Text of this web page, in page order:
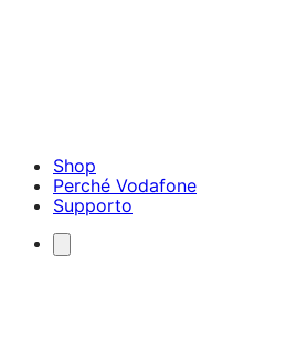
Shop
Perché Vodafone
Supporto